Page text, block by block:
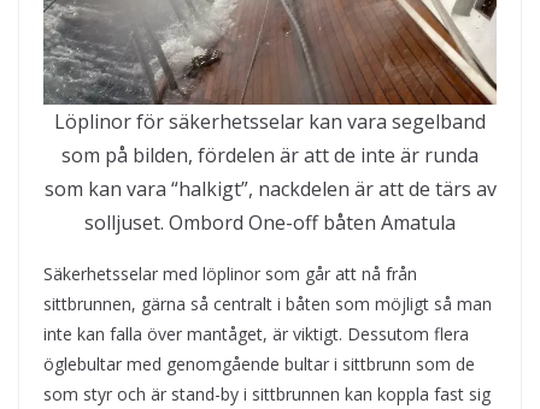
Löplinor för säkerhetsselar kan vara segelband
som på bilden, fördelen är att de inte är runda
som kan vara “halkigt”, nackdelen är att de tärs av
solljuset. Ombord One-off båten Amatula
Säkerhetsselar med löplinor som går att nå från
sittbrunnen, gärna så centralt i båten som möjligt så man
inte kan falla över mantåget, är viktigt. Dessutom flera
öglebultar med genomgående bultar i sittbrunn som de
som styr och är stand-by i sittbrunnen kan koppla fast sig